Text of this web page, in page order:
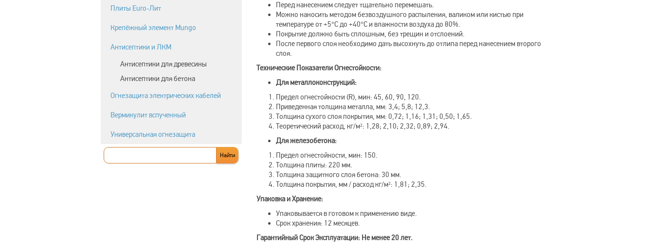
Плиты Euro-Лит
Крепёжный элемент Mungo
Антисептики и ЛКМ
Антисептики для древесины
Антисептики для бетона
Огнезащита электрических кабелей
Вермикулит вспученный
Универсальная огнезащита
Перед нанесением следует тщательно перемешать.
Можно наносить методом безвоздушного распыления, валиком или кистью при
температуре от +5°C до +40°C и влажности воздуха до 80%.
Покрытие должно быть сплошным, без трещин и отслоений.
После первого слоя необходимо дать высохнуть до отлипа перед нанесением второго
слоя.
Технические Показатели Огнестойкости:
Для металлоконструкций:
Предел огнестойкости (R), мин: 45, 60, 90, 120.
Приведенная толщина металла, мм: 3,4; 5,8; 12,3.
Толщина сухого слоя покрытия, мм: 0,72; 1,16; 1,31; 0,50; 1,65.
Теоретический расход, кг/м²: 1,28; 2,10; 2,32; 0,89; 2,94.
Для железобетона:
Предел огнестойкости, мин: 150.
Толщина плиты: 220 мм.
Толщина защитного слоя бетона: 30 мм.
Толщина покрытия, мм / расход кг/м²: 1,81; 2,35.
Упаковка и Хранение:
Упаковывается в готовом к применению виде.
Срок хранения: 12 месяцев.
Гарантийный Срок Эксплуатации: Не менее 20 лет.